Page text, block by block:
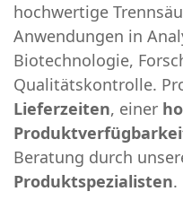
hochwertige
Anwendungen in
Biotechnologie,
Qualitätskontrolle.
Lieferzeiten, einer
Beratung durch
Produktspezialisten.